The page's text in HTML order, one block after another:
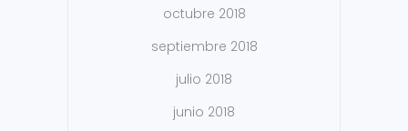
octubre 2018
septiembre 2018
julio 2018
junio 2018